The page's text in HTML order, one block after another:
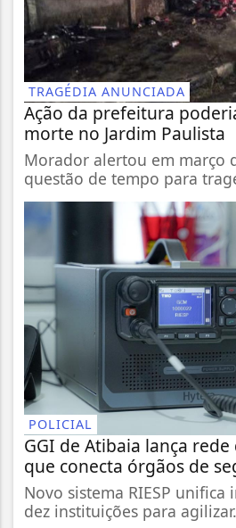
TRAGÉDIA ANUNCIADA
Ação da prefeitura
morte no Jardim Paulista
Morador alertou em março
questão de tempo para
POLICIAL
GGI de Atibaia lança
que conecta órgãos de
Novo sistema RIESP unifica
dez instituições para